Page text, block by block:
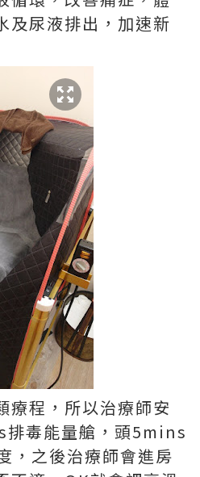
及尿液排出，加速新
療程，所以治療師安
毒能量艙，頭5mins
，之後治療師會進房